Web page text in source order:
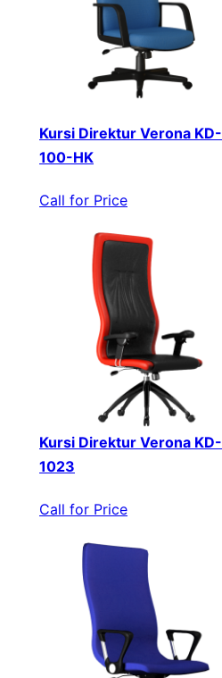
Kursi Direktur Verona KD-
100-HK
Call for Price
Kursi Direktur Verona KD-
1023
Call for Price